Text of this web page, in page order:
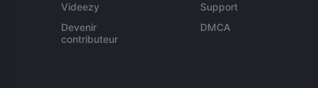
Videezy
Devenir
contributeur
Support
DMCA